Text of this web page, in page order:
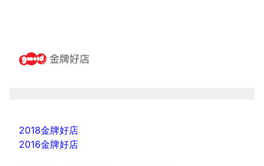
2018金牌好店
2016金牌好店